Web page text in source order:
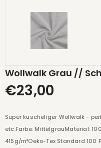
Wollwalk Grau //
€23,00
Super kuscheliger Wollwalk -
etc.Farbe: MittelgrauMaterial:
415g/m²Oeko-Tex Standard 100